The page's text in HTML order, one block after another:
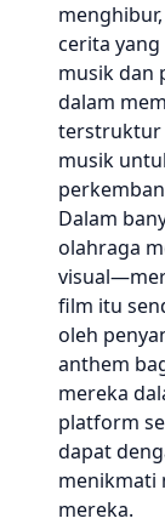
cerita
musik dan
dalam
terstruktur
musik
Dalam
olahraga
film itu
oleh
anthem
mereka
platform
dapat
menikmati
mereka.